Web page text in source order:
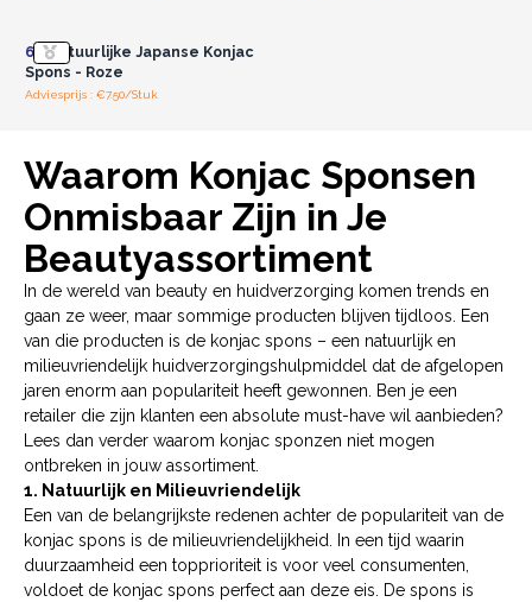
Bij contact met water vormt zich een beschermend
waterlaagje tussen de spons en de huid. Dit werkt als buffer,
zodat zelfs bij stevig schrobben de huid niet geïrriteerd of
topkwaliteit Konjac Sponsen!
6x Natuurlijke Japanse Konjac
Spons - Roze
Adviesprijs : €7.50/Stuk
Waarom Konjac Sponsen
Onmisbaar Zijn in Je
Beautyassortiment
In de wereld van beauty en huidverzorging komen trends en
gaan ze weer, maar sommige producten blijven tijdloos. Een
van die producten is de konjac spons – een natuurlijk en
milieuvriendelijk huidverzorgingshulpmiddel dat de afgelopen
jaren enorm aan populariteit heeft gewonnen. Ben je een
retailer die zijn klanten een absolute must-have wil aanbieden?
Lees dan verder waarom konjac sponzen niet mogen
ontbreken in jouw assortiment.
1. Natuurlijk en Milieuvriendelijk
Een van de belangrijkste redenen achter de populariteit van de
konjac spons is de milieuvriendelijkheid. In een tijd waarin
duurzaamheid een topprioriteit is voor veel consumenten,
voldoet de konjac spons perfect aan deze eis. De spons is